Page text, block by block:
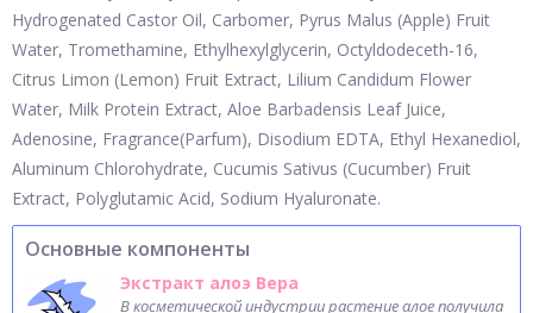
Hydrogenated Castor Oil, Carbomer, Pyrus Malus (Apple) Fruit
Water, Tromethamine, Ethylhexylglycerin, Octyldodeceth-16,
Citrus Limon (Lemon) Fruit Extract, Lilium Candidum Flower
Water, Milk Protein Extract, Aloe Barbadensis Leaf Juice,
Adenosine, Fragrance(Parfum), Disodium EDTA, Ethyl Hexanediol,
Aluminum Chlorohydrate, Cucumis Sativus (Cucumber) Fruit
Extract, Polyglutamic Acid, Sodium Hyaluronate.
Основные компоненты
Экстракт алоэ Вера
В косметической индустрии растение алое получила